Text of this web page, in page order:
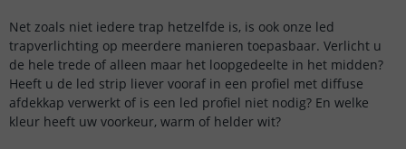
Net zoals niet iedere trap hetzelfde is, is ook onze led
trapverlichting op meerdere manieren toepasbaar. Verlicht u
de hele trede of alleen maar het loopgedeelte in het midden?
Heeft u de led strip liever vooraf in een profiel met diffuse
afdekkap verwerkt of is een led profiel niet nodig? En welke
kleur heeft uw voorkeur, warm of helder wit?